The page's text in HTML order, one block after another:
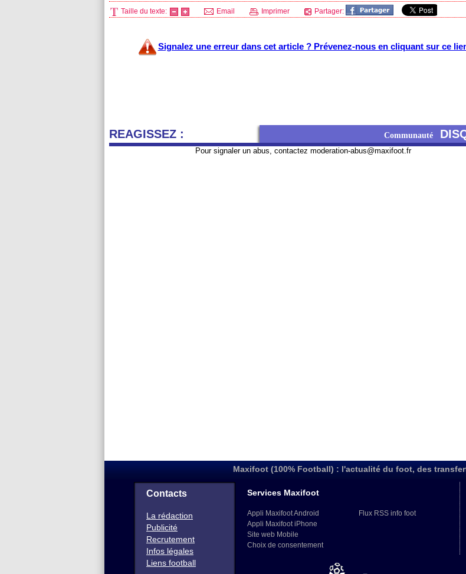
Taille du texte: Email Imprimer Partager:
Signalez une erreur dans cet article ? Prévenez-nous en cliquant sur ce
REAGISSEZ : Communauté
Pour signaler un abus, contactez moderation-abus@maxifoot.fr
Maxifoot (100% Football) : l'actualité du foot, des
Contacts
La rédaction
Publicité
Recrutement
Infos légales
Liens football
Services Maxifoot
Appli Maxifoot Android
Appli Maxifoot iPhone
Site web Mobile
Choix de consentement
Flux RSS info foot